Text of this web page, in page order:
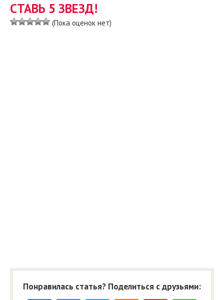
СТАВЬ 5 ЗВЕЗД!
(Пока оценок нет)
Понравилась статья? Поделиться с друзьями: